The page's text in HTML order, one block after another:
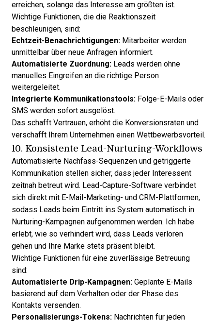
erreichen, solange das Interesse am größten ist.
Wichtige Funktionen, die die Reaktionszeit
beschleunigen, sind:
Echtzeit-Benachrichtigungen: Mitarbeiter werden
unmittelbar über neue Anfragen informiert.
Automatisierte Zuordnung: Leads werden ohne
manuelles Eingreifen an die richtige Person
weitergeleitet.
Integrierte Kommunikationstools: Folge-E-Mails oder
SMS werden sofort ausgelöst.
Das schafft Vertrauen, erhöht die Konversionsraten und
verschafft Ihrem Unternehmen einen Wettbewerbsvorteil.
10. Konsistente Lead-Nurturing-Workflows
Automatisierte Nachfass-Sequenzen und getriggerte
Kommunikation stellen sicher, dass jeder Interessent
zeitnah betreut wird. Lead-Capture-Software verbindet
sich direkt mit E-Mail-Marketing- und CRM-Plattformen,
sodass Leads beim Eintritt ins System automatisch in
Nurturing-Kampagnen aufgenommen werden. Ich habe
erlebt, wie so verhindert wird, dass Leads verloren
gehen und Ihre Marke stets präsent bleibt.
Wichtige Funktionen für eine zuverlässige Betreuung
sind:
Automatisierte Drip-Kampagnen: Geplante E-Mails
basierend auf dem Verhalten oder der Phase des
Kontakts versenden.
Personalisierungs-Tokens: Nachrichten für jeden